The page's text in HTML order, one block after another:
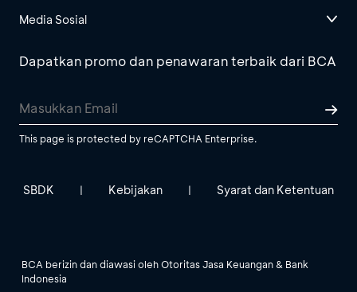
Media Sosial
Dapatkan promo dan penawaran terbaik dari BCA
This page is protected by reCAPTCHA Enterprise.
SBDK | Kebijakan | Syarat dan Ketentuan
BCA berizin dan diawasi oleh Otoritas Jasa Keuangan & Bank
Indonesia